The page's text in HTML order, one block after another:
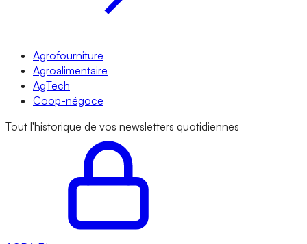
Agrofourniture
Agroalimentaire
AgTech
Coop-négoce
Tout l'historique de vos newsletters quotidiennes